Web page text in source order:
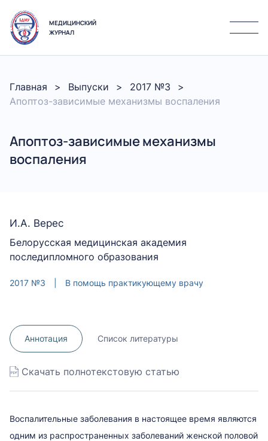
МЕДИЦИНСКИЙ
ЖУРНАЛ
Главная Выпуски
2017 №3
Апоптоз-зависимые механизмы воспаления
Апоптоз-зависимые механизмы
воспаления
И.А. Верес
Белорусская медицинская академия
последипломного образования
2017 №3 В помощь практикующему врачу
Аннотация Список литературы
Скачать полнотекстовую статью
Воспалительные заболевания в настоящее время являются
одним из распространенных заболеваний женской половой